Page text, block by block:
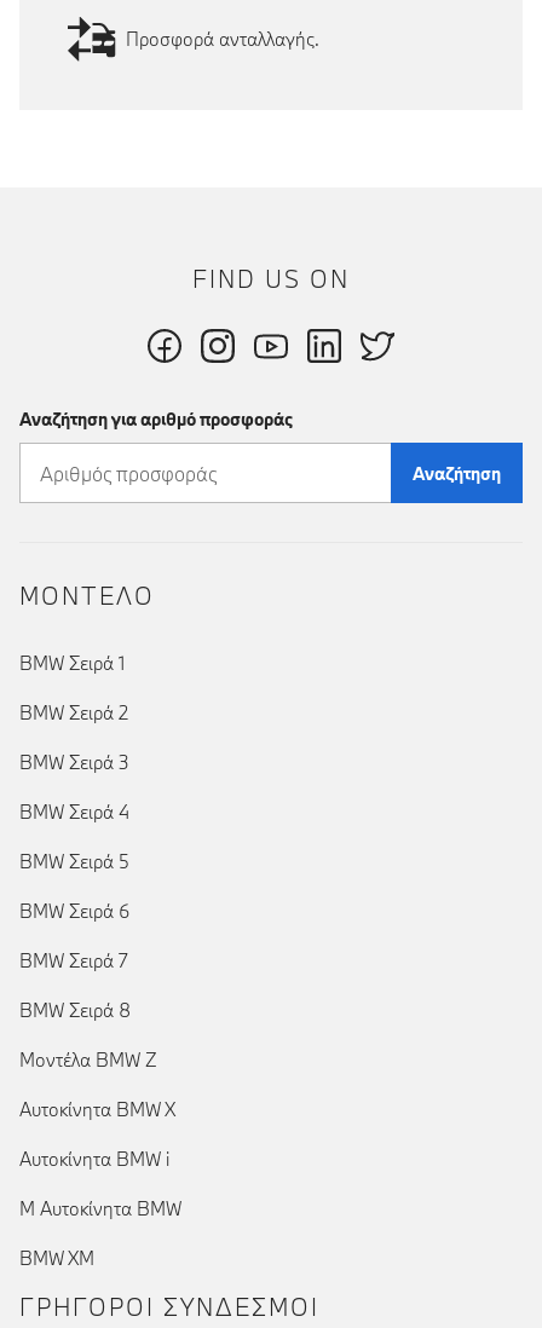
Προσφορά ανταλλαγής.
FIND US ON
Αναζήτηση για αριθμό προσφοράς
Αναζήτηση
ΜΟΝΤΕΛΟ
BMW Σειρά 1
BMW Σειρά 2
BMW Σειρά 3
BMW Σειρά 4
BMW Σειρά 5
BMW Σειρά 6
BMW Σειρά 7
BMW Σειρά 8
Μοντέλα BMW Z
Αυτοκίνητα BMW X
Αυτοκίνητα BMW i
Μ Αυτοκίνητα BMW
BMW XM
ΓΡΉΓΟΡΟΙ ΣΎΝΔΕΣΜΟΙ